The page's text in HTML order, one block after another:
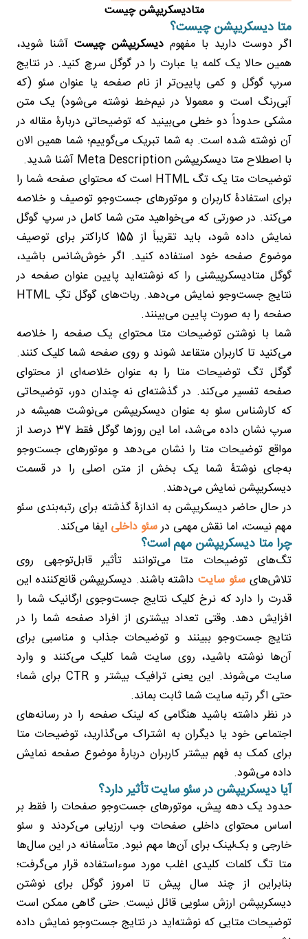
متادیسکریپشن چیست
متا دیسکریپشن چیست؟
اگر دوست دارید با مفهوم دیسکریپشن چیست آشنا شوید،
همین حالا یک کلمه یا عبارت را در گوگل سرچ کنید. در نتایج
سرپ گوگل و کمی پایین‌تر از نام صفحه یا عنوان سئو (که
آبی‌رنگ است و معمولاً در نیم‌خط نوشته می‌شود) یک متن
مشکی حدوداً دو خطی می‌بینید که توضیحاتی دربارۀ مقاله در
آن نوشته شده است. به شما تبریک می‌گوییم؛ شما همین الان
با اصطلاح متا دیسکریپشن Meta Description آشنا شدید.
توضیحات متا یک تگ HTML است که محتوای صفحه شما را
برای استفادۀ کاربران و موتورهای جست‌وجو توصیف و خلاصه
می‌کند. در صورتی که می‌‌خواهید متن شما کامل در سرپ گوگل
نمایش داده شود، باید تقریباً از 155 کاراکتر برای توصیف
موضوع صفحه خود استفاده کنید. اگر خوش‌شانس باشید،
گوگل متادیسکرپیشنی را که نوشته‌اید پایین عنوان صفحه در
نتایج جست‌وجو نمایش می‌دهد. ربات‌های گوگل تگِ HTML
صفحه را به صورت پایین می‌بینند.
شما با نوشتن توضیحات متا محتوای یک صفحه را خلاصه
می‌کنید تا کاربران متقاعد شوند و روی صفحه شما کلیک کنند.
گوگل تگ توضیحات متا را به عنوان خلاصه‌ای از محتوای
صفحه تفسیر می‌کند. در گذشته‌ای نه چندان دور، توضیحاتی
که کارشناس سئو به عنوان دیسکریپشن می‌نوشت همیشه در
سرپ نشان داده می‌شد، اما این روزها گوگل فقط 37 درصد از
مواقع توضیحات متا را نشان می‌دهد و موتورهای جست‌وجو
به‌جای نوشتۀ شما یک بخش از متن اصلی را در قسمت
دیسکریپشن نمایش می‌دهند.
در حال حاضر دیسکریپشن به اندازۀ گذشته برای رتبه‌بندی سئو
مهم نیست، اما نقش مهمی درسئو داخلی ایفا می‌کند.
چرا متا دیسکریپشن مهم است؟
تگ‌های توضیحات متا می‌توانند تأثیر قابل‌توجهی روی
تلاش‌های سئو سایتداشته باشند. دیسکریپشن قانع‌کننده این
قدرت را دارد که نرخ کلیک نتایج جست‌وجوی ارگانیک شما را
افزایش دهد. وقتی تعداد بیشتری از افراد صفحه شما را در
نتایج جست‌وجو ببینند و توضیحات جذاب و مناسبی برای
آن‌ها نوشته باشید، روی سایت شما کلیک می‌کنند و وارد
سایت می‌شوند. این یعنی ترافیک بیشتر و CTR برای شما؛
حتی اگر رتبه سایت شما ثابت بماند.
در نظر داشته باشید هنگامی که لینک صفحه را در رسانه‌های
اجتماعی خود یا دیگران به اشتراک می‌گذارید، توضیحات متا
برای کمک به فهم بیشتر کاربران دربارۀ موضوع صفحه نمایش
داده می‌شود.
آیا دیسکریپشن در سئو سایت تأثیر دارد؟
حدود یک دهه پیش، موتورهای جست‌وجو صفحات را فقط بر
اساس محتوای داخلی صفحات وب ارزیابی می‌کردند و سئو
خارجی و بک‌لینک برای آن‌ها مهم نبود. متأسفانه در این سال‌ها
متا تگ کلمات کلیدی اغلب مورد سوءاستفاده قرار می‌گرفت؛
بنابراین از چند سال پیش تا امروز گوگل برای نوشتن
دیسکریپشن ارزش سئویی قائل نیست. حتی گاهی ممکن است
توضیحات متایی که نوشته‌اید در نتایج جست‌وجو نمایش داده